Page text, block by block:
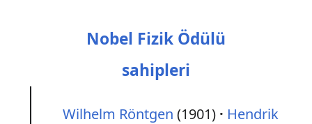
Nobel Fizik Ödülü
sahipleri
Wilhelm Röntgen (1901)
Hendrik